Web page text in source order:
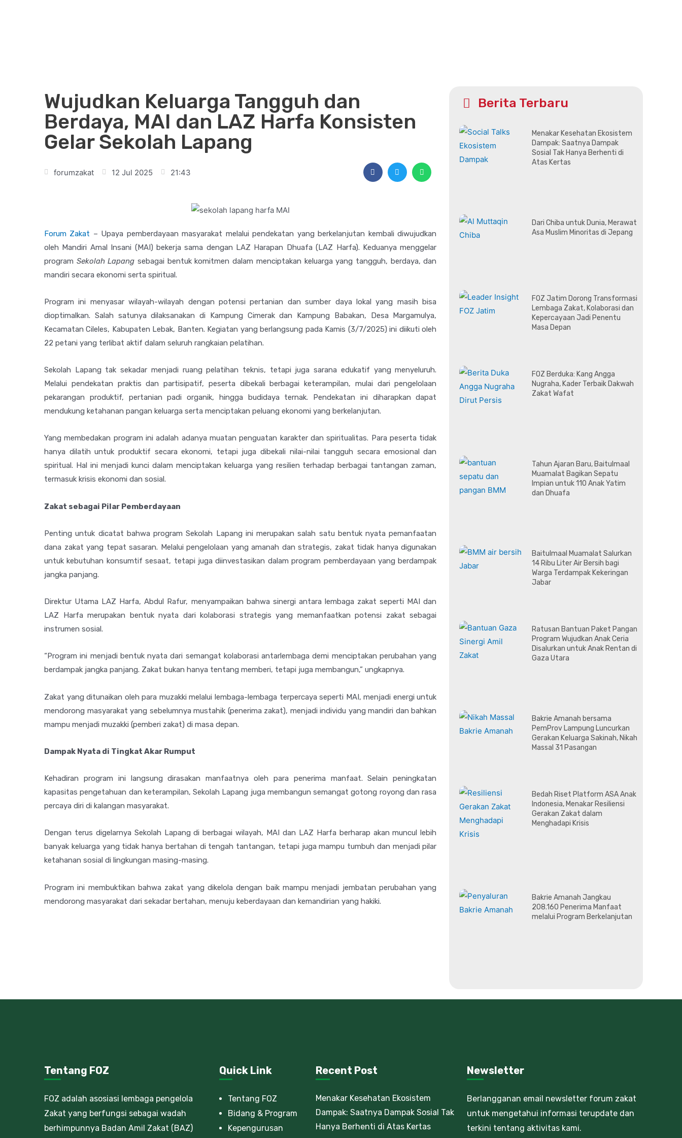
Wujudkan Keluarga Tangguh dan
Berdaya, MAI dan LAZ Harfa Konsisten
Gelar Sekolah Lapang
forumzakat 12 Jul 2025 21:43
Forum Zakat – Upaya pemberdayaan masyarakat melalui pendekatan yang berkelanjutan kembali diwujudkan
oleh Mandiri Amal Insani (MAI) bekerja sama dengan LAZ Harapan Dhuafa (LAZ Harfa). Keduanya menggelar
program Sekolah Lapang sebagai bentuk komitmen dalam menciptakan keluarga yang tangguh, berdaya, dan
mandiri secara ekonomi serta spiritual.
Program ini menyasar wilayah-wilayah dengan potensi pertanian dan sumber daya lokal yang masih bisa
dioptimalkan. Salah satunya dilaksanakan di Kampung Cimerak dan Kampung Babakan, Desa Margamulya,
Kecamatan Cileles, Kabupaten Lebak, Banten. Kegiatan yang berlangsung pada Kamis (3/7/2025) ini diikuti oleh
22 petani yang terlibat aktif dalam seluruh rangkaian pelatihan.
Sekolah Lapang tak sekadar menjadi ruang pelatihan teknis, tetapi juga sarana edukatif yang menyeluruh.
Melalui pendekatan praktis dan partisipatif, peserta dibekali berbagai keterampilan, mulai dari pengelolaan
pekarangan produktif, pertanian padi organik, hingga budidaya ternak. Pendekatan ini diharapkan dapat
mendukung ketahanan pangan keluarga serta menciptakan peluang ekonomi yang berkelanjutan.
Yang membedakan program ini adalah adanya muatan penguatan karakter dan spiritualitas. Para peserta tidak
hanya dilatih untuk produktif secara ekonomi, tetapi juga dibekali nilai-nilai tangguh secara emosional dan
spiritual. Hal ini menjadi kunci dalam menciptakan keluarga yang resilien terhadap berbagai tantangan zaman,
termasuk krisis ekonomi dan sosial.
Zakat sebagai Pilar Pemberdayaan
Penting untuk dicatat bahwa program Sekolah Lapang ini merupakan salah satu bentuk nyata pemanfaatan
dana zakat yang tepat sasaran. Melalui pengelolaan yang amanah dan strategis, zakat tidak hanya digunakan
untuk kebutuhan konsumtif sesaat, tetapi juga diinvestasikan dalam program pemberdayaan yang berdampak
jangka panjang.
Direktur Utama LAZ Harfa, Abdul Rafur, menyampaikan bahwa sinergi antara lembaga zakat seperti MAI dan
LAZ Harfa merupakan bentuk nyata dari kolaborasi strategis yang memanfaatkan potensi zakat sebagai
instrumen sosial.
“Program ini menjadi bentuk nyata dari semangat kolaborasi antarlembaga demi menciptakan perubahan yang
berdampak jangka panjang. Zakat bukan hanya tentang memberi, tetapi juga membangun,” ungkapnya.
Zakat yang ditunaikan oleh para muzakki melalui lembaga-lembaga terpercaya seperti MAI, menjadi energi untuk
mendorong masyarakat yang sebelumnya mustahik (penerima zakat), menjadi individu yang mandiri dan bahkan
mampu menjadi muzakki (pemberi zakat) di masa depan.
Dampak Nyata di Tingkat Akar Rumput
Kehadiran program ini langsung dirasakan manfaatnya oleh para penerima manfaat. Selain peningkatan
kapasitas pengetahuan dan keterampilan, Sekolah Lapang juga membangun semangat gotong royong dan rasa
percaya diri di kalangan masyarakat.
Dengan terus digelarnya Sekolah Lapang di berbagai wilayah, MAI dan LAZ Harfa berharap akan muncul lebih
banyak keluarga yang tidak hanya bertahan di tengah tantangan, tetapi juga mampu tumbuh dan menjadi pilar
ketahanan sosial di lingkungan masing-masing.
Program ini membuktikan bahwa zakat yang dikelola dengan baik mampu menjadi jembatan perubahan yang
mendorong masyarakat dari sekadar bertahan, menuju keberdayaan dan kemandirian yang hakiki.
Berita Terbaru
Menakar Kesehatan Ekosistem
Dampak: Saatnya Dampak
Sosial Tak Hanya Berhenti di
Atas Kertas
Dari Chiba untuk Dunia, Merawat
Asa Muslim Minoritas di Jepang
FOZ Jatim Dorong Transformasi
Lembaga Zakat, Kolaborasi dan
Kepercayaan Jadi Penentu
Masa Depan
FOZ Berduka: Kang Angga
Nugraha, Kader Terbaik Dakwah
Zakat Wafat
Tahun Ajaran Baru, Baitulmaal
Muamalat Bagikan Sepatu
Impian untuk 110 Anak Yatim
dan Dhuafa
Baitulmaal Muamalat Salurkan
14 Ribu Liter Air Bersih bagi
Warga Terdampak Kekeringan
Jabar
Ratusan Bantuan Paket Pangan
Program Wujudkan Anak Ceria
Disalurkan untuk Anak Rentan di
Gaza Utara
Bakrie Amanah bersama
PemProv Lampung Luncurkan
Gerakan Keluarga Sakinah, Nikah
Massal 31 Pasangan
Bedah Riset Platform ASA Anak
Indonesia, Menakar Resiliensi
Gerakan Zakat dalam
Menghadapi Krisis
Bakrie Amanah Jangkau
208.160 Penerima Manfaat
melalui Program Berkelanjutan
Tentang FOZ Quick Link Recent Post Newsletter
FOZ adalah asosiasi lembaga pengelola
Zakat yang berfungsi sebagai wadah
berhimpunnya Badan Amil Zakat (BAZ)
Tentang FOZ
Bidang & Program
Kepengurusan
Menakar Kesehatan Ekosistem
Dampak: Saatnya Dampak Sosial Tak
Hanya Berhenti di Atas Kertas
Berlangganan email newsletter forum zakat
untuk mengetahui informasi terupdate dan
terkini tentang aktivitas kami.